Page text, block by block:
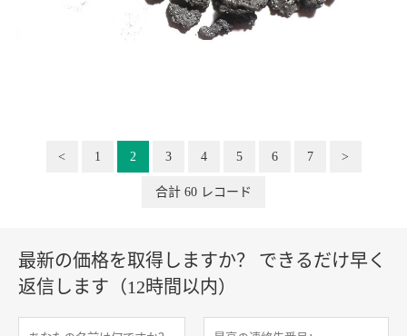
< 1 2 3 4 5 6 7 >
合計 60 レコード
最新の価格を取得しますか？ できるだけ早く
返信します（12時間以内）